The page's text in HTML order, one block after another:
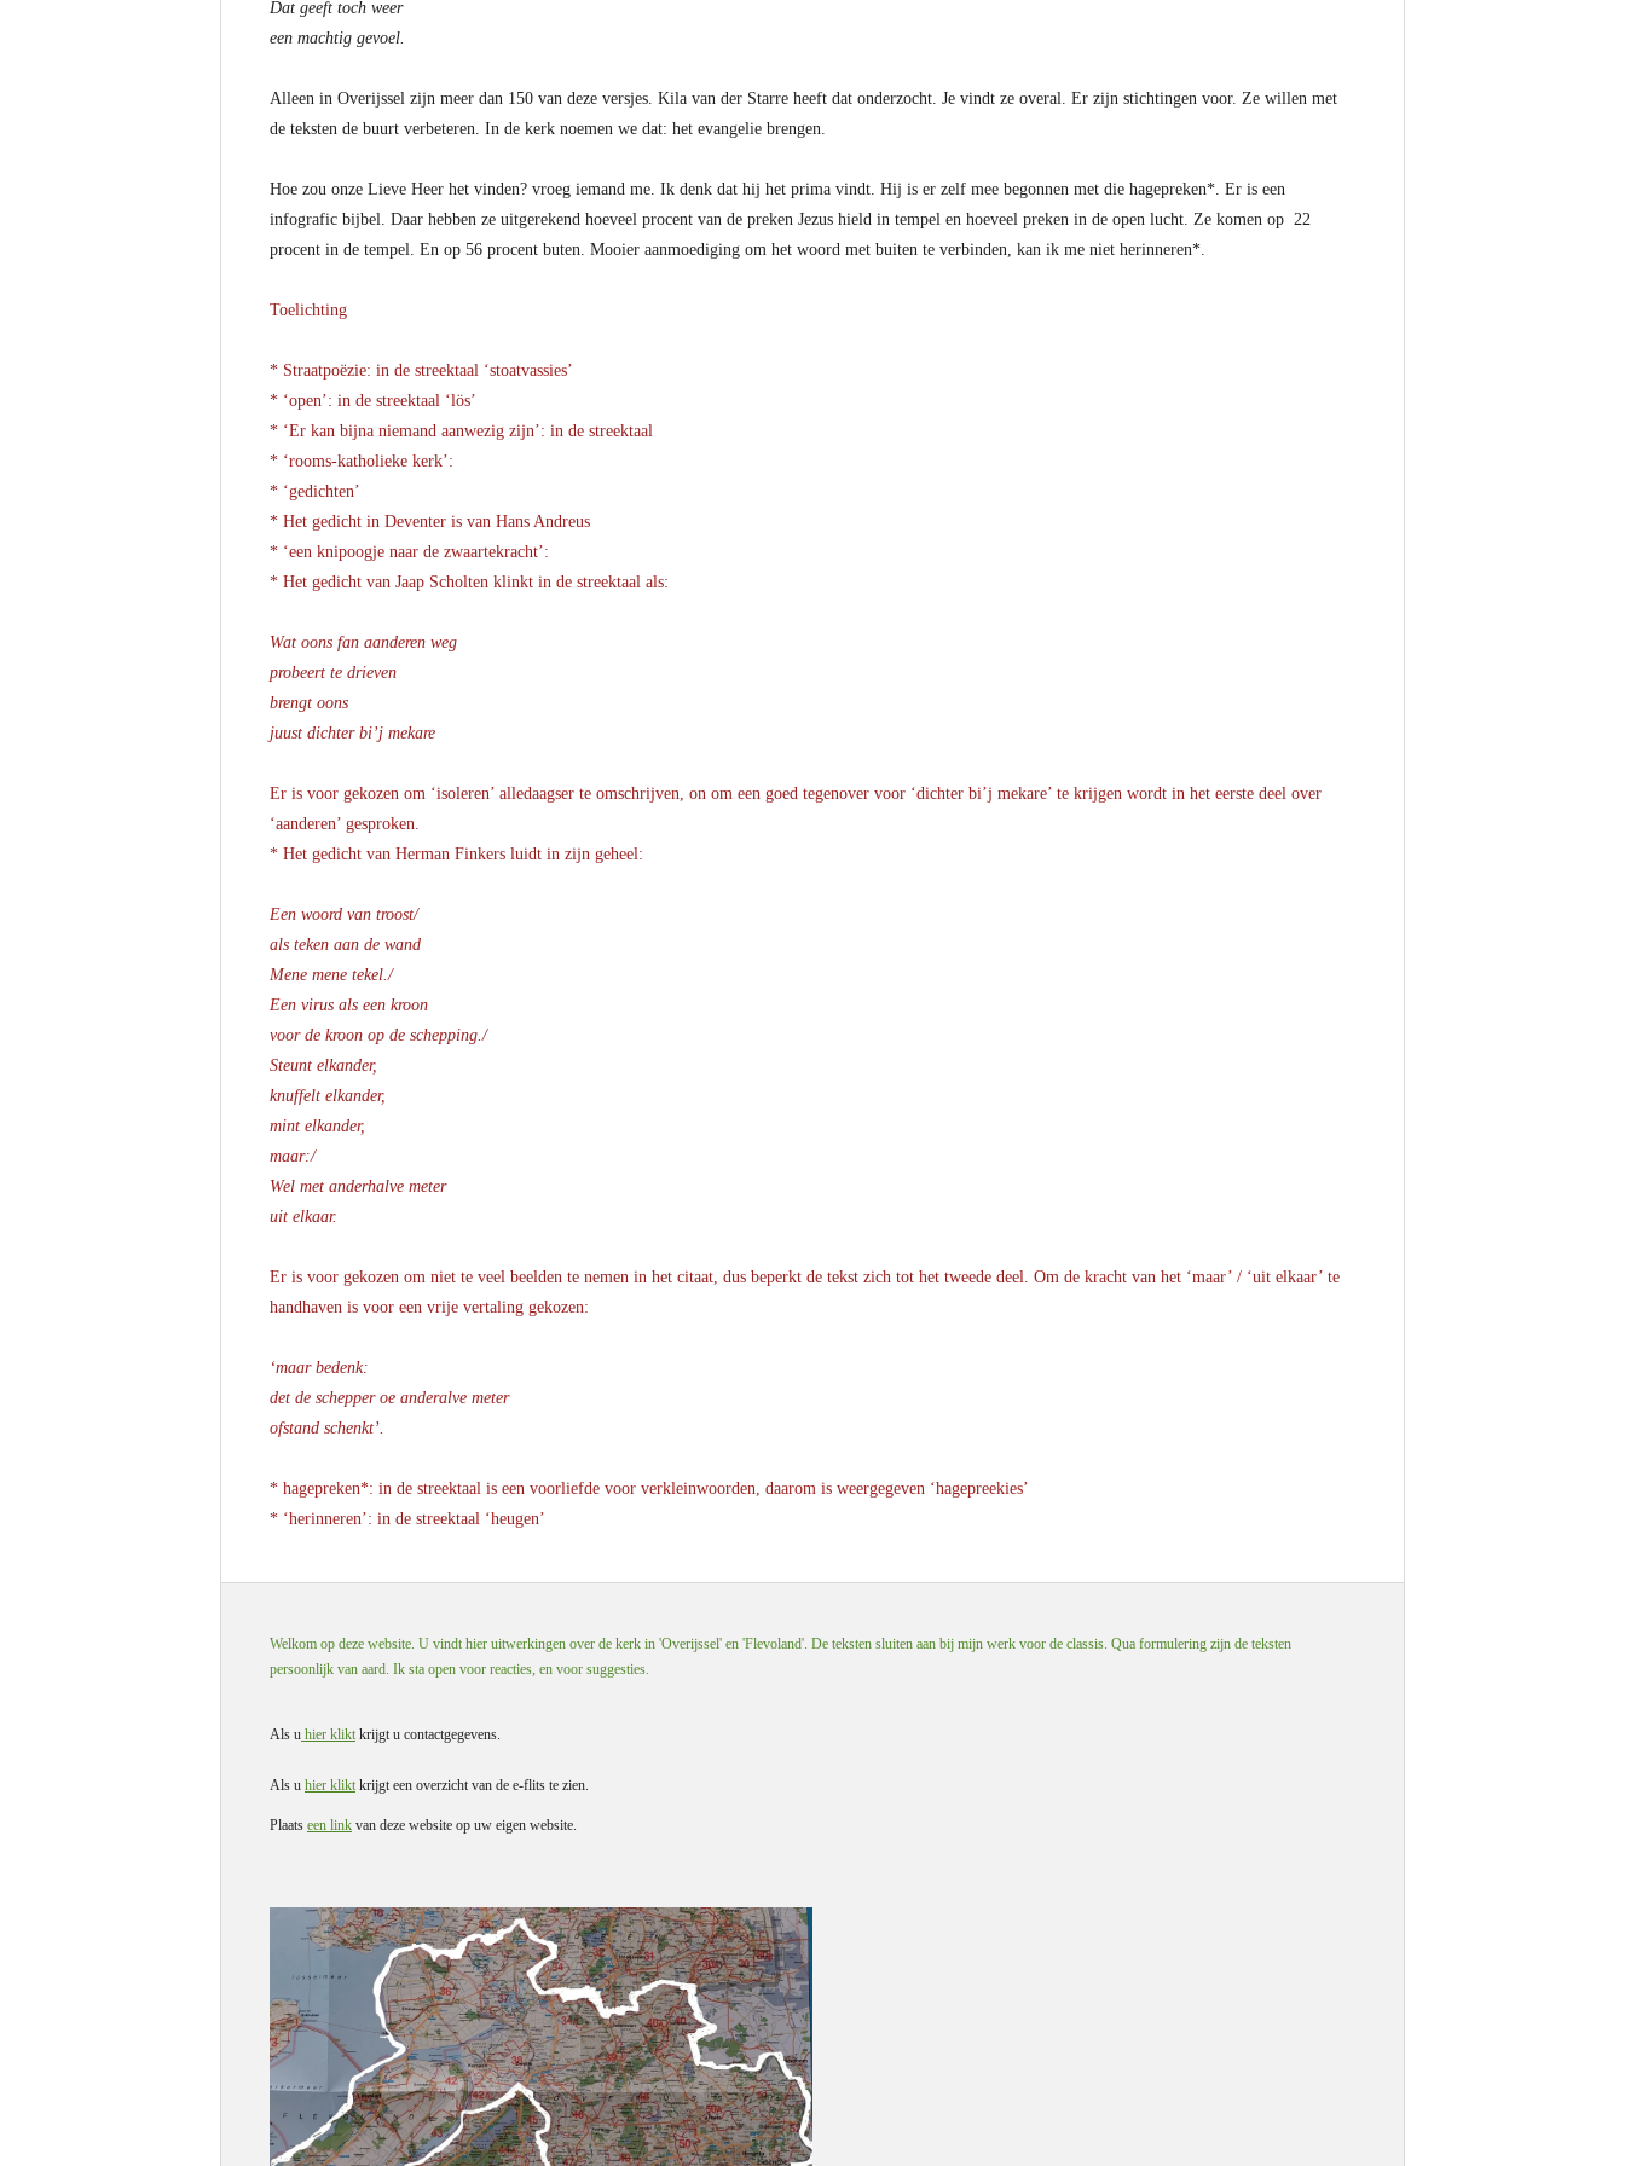
Dat geeft toch weer
een machtig gevoel.
Alleen in Overijssel zijn meer dan 150 van deze versjes. Kila van der Starre heeft dat onderzocht. Je vindt ze overal. Er zijn stichtingen voor. Ze willen met
de teksten de buurt verbeteren. In de kerk noemen we dat: het evangelie brengen.
Hoe zou onze Lieve Heer het vinden? vroeg iemand me. Ik denk dat hij het prima vindt. Hij is er zelf mee begonnen met die hagepreken*. Er is een
infografic bijbel. Daar hebben ze uitgerekend hoeveel procent van de preken Jezus hield in tempel en hoeveel preken in de open lucht. Ze komen op 22
procent in de tempel. En op 56 procent buten. Mooier aanmoediging om het woord met buiten te verbinden, kan ik me niet herinneren*.
Toelichting
* Straatpoëzie: in de streektaal ‘stoatvassies’
* ‘open’: in de streektaal ‘lös’
* ‘Er kan bijna niemand aanwezig zijn’: in de streektaal
* ‘rooms-katholieke kerk’:
* ‘gedichten’
* Het gedicht in Deventer is van Hans Andreus
* ‘een knipoogje naar de zwaartekracht’:
* Het gedicht van Jaap Scholten klinkt in de streektaal als:
Wat oons fan aanderen weg
probeert te drieven
brengt oons
juust dichter bi’j mekare
Er is voor gekozen om ‘isoleren’ alledaagser te omschrijven, on om een goed tegenover voor ‘dichter bi’j mekare’ te krijgen wordt in het eerste deel over
‘aanderen’ gesproken.
* Het gedicht van Herman Finkers luidt in zijn geheel:
Een woord van troost/
als teken aan de wand
Mene mene tekel./
Een virus als een kroon
voor de kroon op de schepping./
Steunt elkander,
knuffelt elkander,
mint elkander,
maar:/
Wel met anderhalve meter
uit elkaar.
Er is voor gekozen om niet te veel beelden te nemen in het citaat, dus beperkt de tekst zich tot het tweede deel. Om de kracht van het ‘maar’ / ‘uit elkaar’ te
handhaven is voor een vrije vertaling gekozen:
‘maar bedenk:
det de schepper oe anderalve meter
ofstand schenkt’.
* hagepreken*: in de streektaal is een voorliefde voor verkleinwoorden, daarom is weergegeven ‘hagepreekies’
* ‘herinneren’: in de streektaal ‘heugen’
Welkom op deze website. U vindt hier uitwerkingen over de kerk in 'Overijssel' en 'Flevoland'. De teksten sluiten aan bij mijn werk voor de classis. Qua formulering zijn de teksten
persoonlijk van aard. Ik sta open voor reacties, en voor suggesties.
Als u hier klikt krijgt u contactgegevens.
Als u hier klikt krijgt een overzicht van de e-flits te zien.
Plaats een link van deze website op uw eigen website.